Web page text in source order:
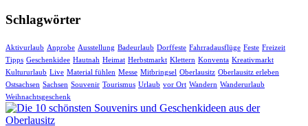
Schlagwörter
Aktivurlaub Anprobe Ausstellung Badeurlaub Dorffeste Fahrradausflüge Feste Freizeit
Tipps Geschenkidee Hautnah Heimat Herbstmarkt Klettern Konventa Kreativmarkt
Kultururlaub Live Material fühlen Messe Mitbringsel Oberlausitz Oberlausitz erleben
Ostsachsen Sachsen Souvenir Tourismus Urlaub vor Ort Wandern Wanderurlaub
Weihnachtsgeschenk